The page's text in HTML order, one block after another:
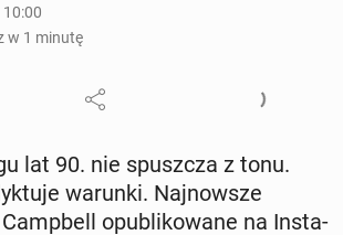
10:00
w 1 minutę
lat 90. nie spusz­cza z tonu.
warunki. Naj­now­sze
opu­bli­ko­wa­ne na In­sta­